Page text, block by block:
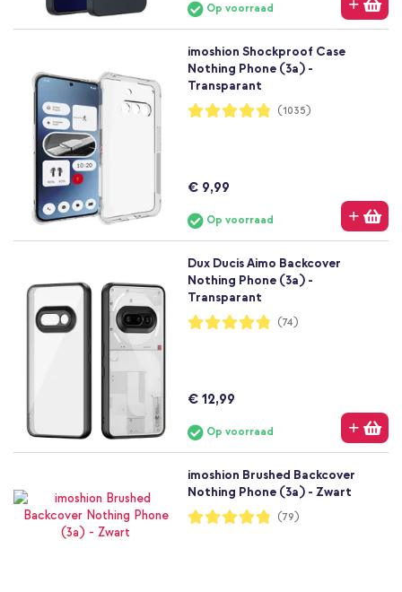
Op voorraad
imoshion Shockproof Case
Nothing Phone (3a) -
Transparant
Waardering:
96%
(1035)
€ 9,99
Op voorraad
Dux Ducis Aimo Backcover
Nothing Phone (3a) -
Transparant
Waardering:
96%
(74)
€ 12,99
Op voorraad
imoshion Brushed Backcover
Nothing Phone (3a) - Zwart
Waardering:
96%
(79)